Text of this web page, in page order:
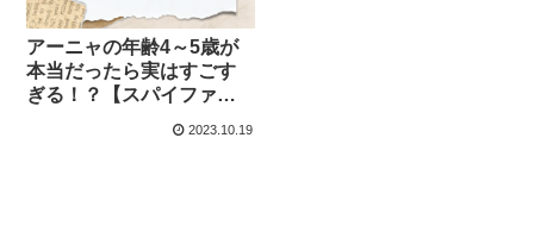
アーニャの年齢4～5歳が
本当だったら実はすごす
ぎる！？【スパイファミ
2023.10.19